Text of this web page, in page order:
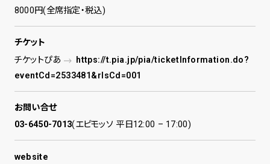
8000円(全席指定・税込)
チケット
チケットぴあ
https://t.pia.jp/pia/ticketInformation.do?
eventCd=2533481&rlsCd=001
お問い合せ
03-6450-7013(エピモッソ 平日12:00 – 17:00)
website